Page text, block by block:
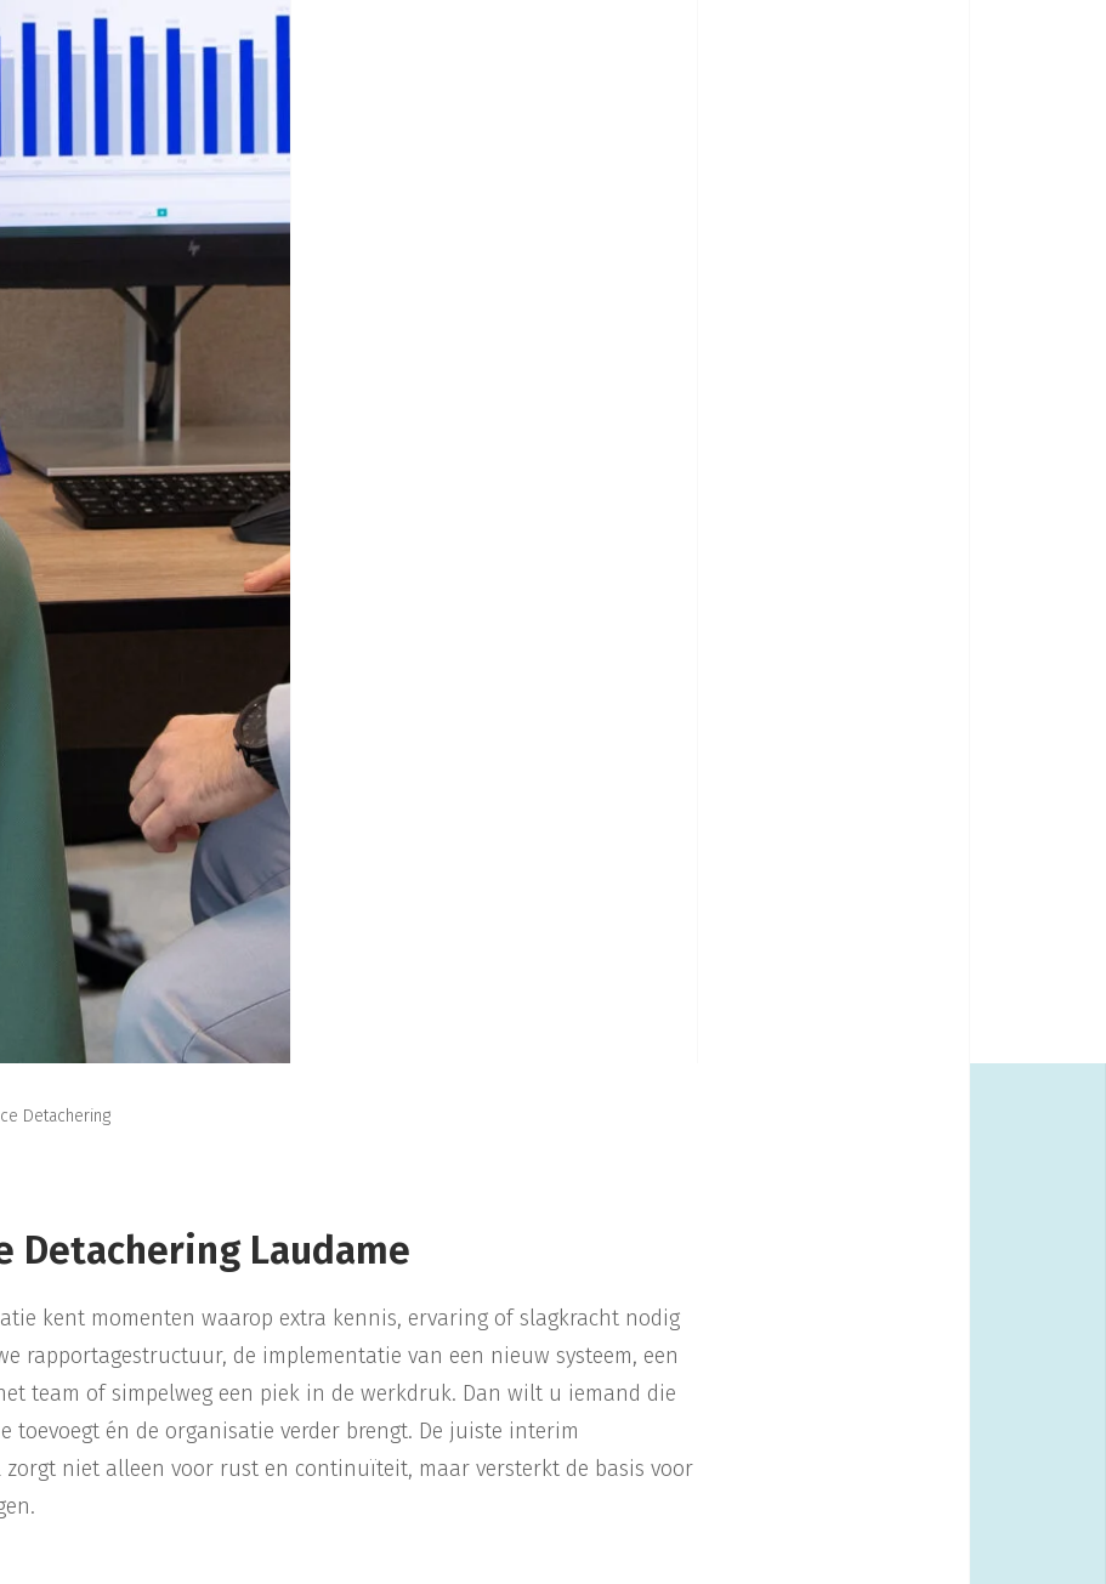
Detachering
Detachering Laudame
kent momenten waarop extra kennis, ervaring of slagkracht nodig
rapportagestructuur, de implementatie van een nieuw systeem, een
team of simpelweg een piek in de werkdruk. Dan wilt u iemand die
toevoegt én de organisatie verder brengt. De juiste interim
zorgt niet alleen voor rust en continuïteit, maar versterkt de basis voor